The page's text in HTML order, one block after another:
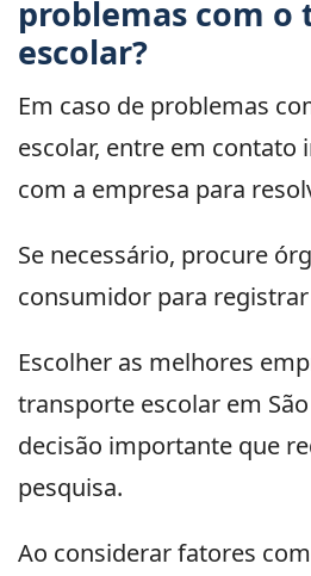
problemas com o
escolar?
Em caso de problemas
escolar, entre em contato
com a empresa para
Se necessário, procure
consumidor para
Escolher as melhores
transporte escolar em
decisão importante que
pesquisa.
Ao considerar fatores